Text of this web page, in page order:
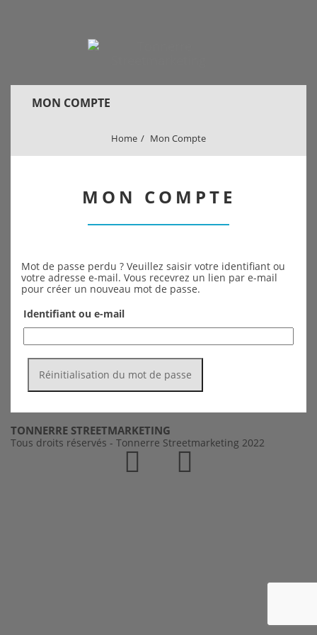
MON COMPTE
Home Mon Compte
MON COMPTE
Mot de passe perdu ? Veuillez saisir votre identifiant ou
votre adresse e-mail. Vous recevrez un lien par e-mail
pour créer un nouveau mot de passe.
Identifiant ou e-mail
Réinitialisation du mot de passe
TONNERRE STREETMARKETING
Tous droits réservés - Tonnerre Streetmarketing 2022